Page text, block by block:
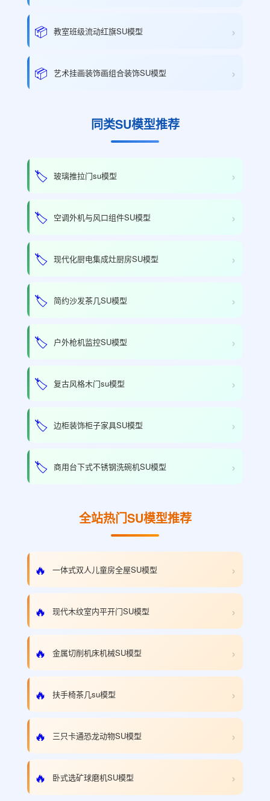
📦 教室班级流动红旗SU模型 ›
📦 艺术挂画装饰画组合装饰SU模型 ›
同类SU模型推荐
🏷️ 玻璃推拉门su模型 ›
🏷️ 空调外机与风口组件SU模型 ›
🏷️ 现代化厨电集成灶厨房SU模型 ›
🏷️ 简约沙发茶几SU模型 ›
🏷️ 户外枪机监控SU模型 ›
🏷️ 复古风格木门su模型 ›
🏷️ 边柜装饰柜子家具SU模型 ›
🏷️ 商用台下式不锈钢洗碗机SU模型 ›
全站热门SU模型推荐
🔥 一体式双人儿童房全屋SU模型 ›
🔥 现代木纹室内平开门SU模型 ›
🔥 金属切削机床机械SU模型 ›
🔥 扶手椅茶几su模型 ›
🔥 三只卡通恐龙动物SU模型 ›
🔥 卧式选矿球磨机SU模型 ›